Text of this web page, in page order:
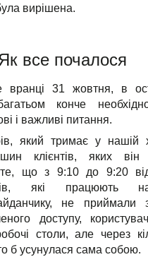
колонка
вирішена.
все почалося
вранці 31 жовтня, в
конче
і важливі питання.
який тримає у нашій
клієнтів, яких він
що з 9:10 до 9:20
які працюють
не приймали
доступу,
столи, але через
б усунулася сама собою.